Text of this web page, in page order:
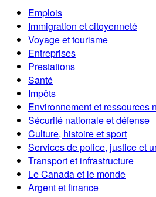
Emplois
Immigration et citoyenneté
Voyage et tourisme
Entreprises
Prestations
Santé
Impôts
Environnement et ressources
Sécurité nationale et défense
Culture, histoire et sport
Services de police, justice et
Transport et infrastructure
Le Canada et le monde
Argent et finance